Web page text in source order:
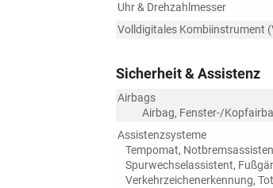
Uhr & Drehzahlmesser
Volldigitales Kombiinstrument
Sicherheit & Assistenz
Airbags
Airbag, Fenster-/
Assistenzsysteme
Tempomat,
Spurwechselassistent,
Verkehrzeichenerkennung,